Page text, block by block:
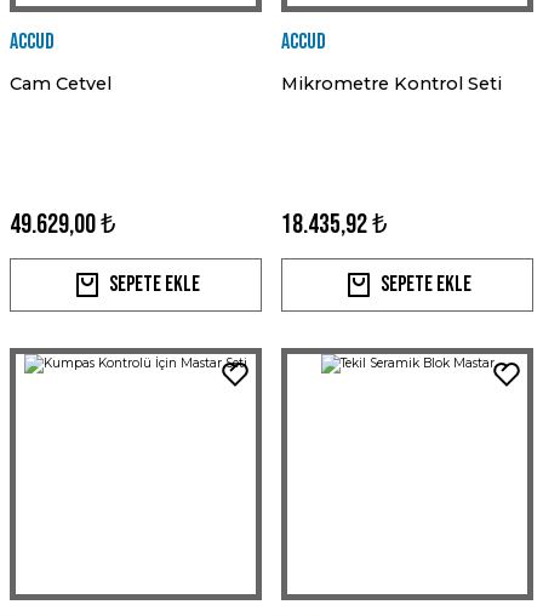
Accud
Cam Cetvel
49.629,00 ₺
Sepete Ekle
Accud
Mikrometre Kontrol Seti
18.435,92 ₺
Sepete Ekle